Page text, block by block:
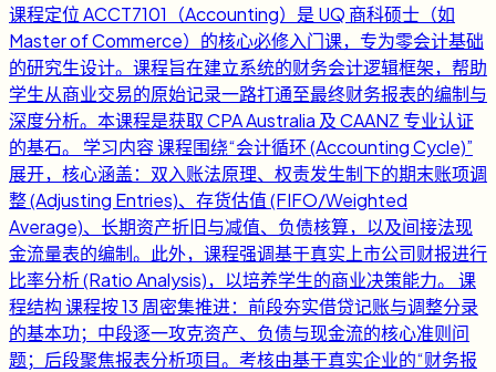
课程定位 ACCT7101（Accounting）是 UQ 商科硕士（如
Master of Commerce）的核心必修入门课，专为零会计基础
的研究生设计。课程旨在建立系统的财务会计逻辑框架，帮助
学生从商业交易的原始记录一路打通至最终财务报表的编制与
深度分析。本课程是获取 CPA Australia 及 CAANZ 专业认证
的基石。 学习内容 课程围绕“会计循环 (Accounting Cycle)”
展开，核心涵盖：双入账法原理、权责发生制下的期末账项调
整 (Adjusting Entries)、存货估值 (FIFO/Weighted
Average)、长期资产折旧与减值、负债核算，以及间接法现
金流量表的编制。此外，课程强调基于真实上市公司财报进行
比率分析 (Ratio Analysis)，以培养学生的商业决策能力。 课
程结构 课程按 13 周密集推进：前段夯实借贷记账与调整分录
的基本功；中段逐一攻克资产、负债与现金流的核心准则问
题；后段聚焦报表分析项目。考核由基于真实企业的“财务报